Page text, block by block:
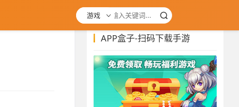
游戏
APP盒子-扫码下载手游